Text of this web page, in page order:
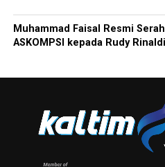
Muhammad Faisal Resmi
ASKOMPSI kepada Rudy Rinaldi